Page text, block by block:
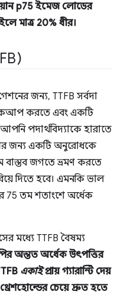
p75 ইমেজ লোডের
মাত্র 20% ধীর।
জন্য, TTFB সর্বদা
করতে এবং একটি
পদার্থবিদ্যাকে হারাতে
জন্য একটি অনুরোধকে
বাস্তব জগতে ভ্রমণ করতে
দিতে হবে। এমনকি ভাল
75 তম শতাংশে অর্ধেক
মধ্যে TTFB বৈষম্য
অন্তত অর্ধেক উৎপত্তির
একাইপ্রায় গ্যারান্টি দেয়
চেয়ে দ্রুত হতে